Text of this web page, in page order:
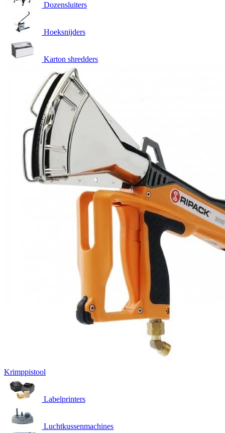
Dozensluiters
Hoeksnijders
Karton shredders
Krimppistool
Labelprinters
Luchtkussenmachines